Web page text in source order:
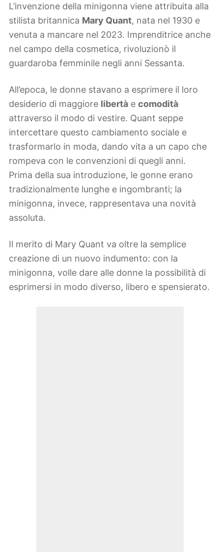
L’invenzione della minigonna viene attribuita alla
stilista britannica Mary Quant, nata nel 1930 e
venuta a mancare nel 2023. Imprenditrice anche
nel campo della cosmetica, rivoluzionò il
guardaroba femminile negli anni Sessanta.
All’epoca, le donne stavano a esprimere il loro
desiderio di maggiore libertà e comodità
attraverso il modo di vestire. Quant seppe
intercettare questo cambiamento sociale e
trasformarlo in moda, dando vita a un capo che
rompeva con le convenzioni di quegli anni.
Prima della sua introduzione, le gonne erano
tradizionalmente lunghe e ingombranti; la
minigonna, invece, rappresentava una novità
assoluta.
Il merito di Mary Quant va oltre la semplice
creazione di un nuovo indumento: con la
minigonna, volle dare alle donne la possibilità di
esprimersi in modo diverso, libero e spensierato.